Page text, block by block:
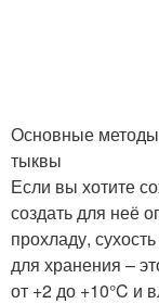
Основные
тыквы
Если вы хотите
создать для неё
прохладу,
для хранения –
от +2 до +10°C и